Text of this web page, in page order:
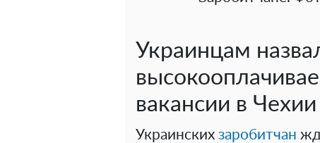
Украинцам
вакансии в Чехии
Украинских заробитчан